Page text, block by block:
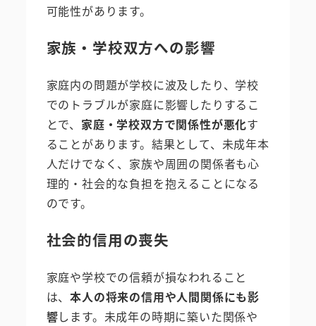
可能性があります。
家族・学校双方への影響
家庭内の問題が学校に波及したり、学校
でのトラブルが家庭に影響したりするこ
とで、 家庭・学校双方で関係性が悪化す
ることがあります。結果として、未成年本
人だけでなく、家族や周囲の関係者も心
理的・社会的な負担を抱えることになる
のです。
社会的信用の喪失
家庭や学校での信頼が損なわれること
は、本人の将来の信用や人間関係にも影
響します。未成年の時期に築いた関係や